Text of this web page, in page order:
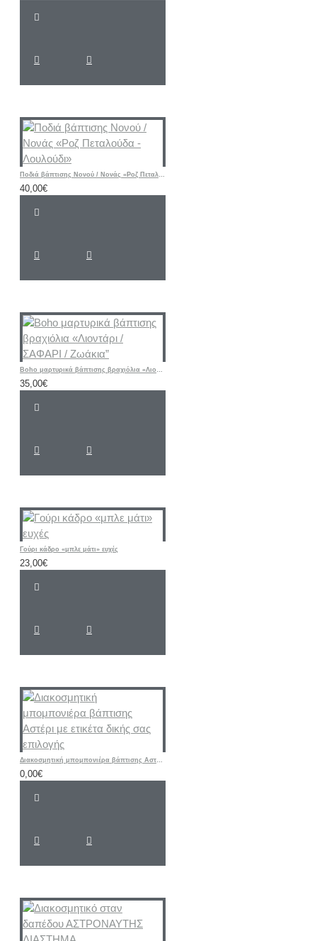
Ποδιά βάπτισης Νονού / Νονάς «Ροζ Πεταλούδα - Λουλούδι»
40,00€
Boho μαρτυρικά βάπτισης βραχιόλια «Λιοντάρι / ΣΑΦΑΡΙ / Ζωάκια”
35,00€
Γούρι κάδρο «μπλε μάτι» ευχές
23,00€
Διακοσμητική μπομπονιέρα βάπτισης Αστέρι με ετικέτα δικής σας επιλογής
0,00€